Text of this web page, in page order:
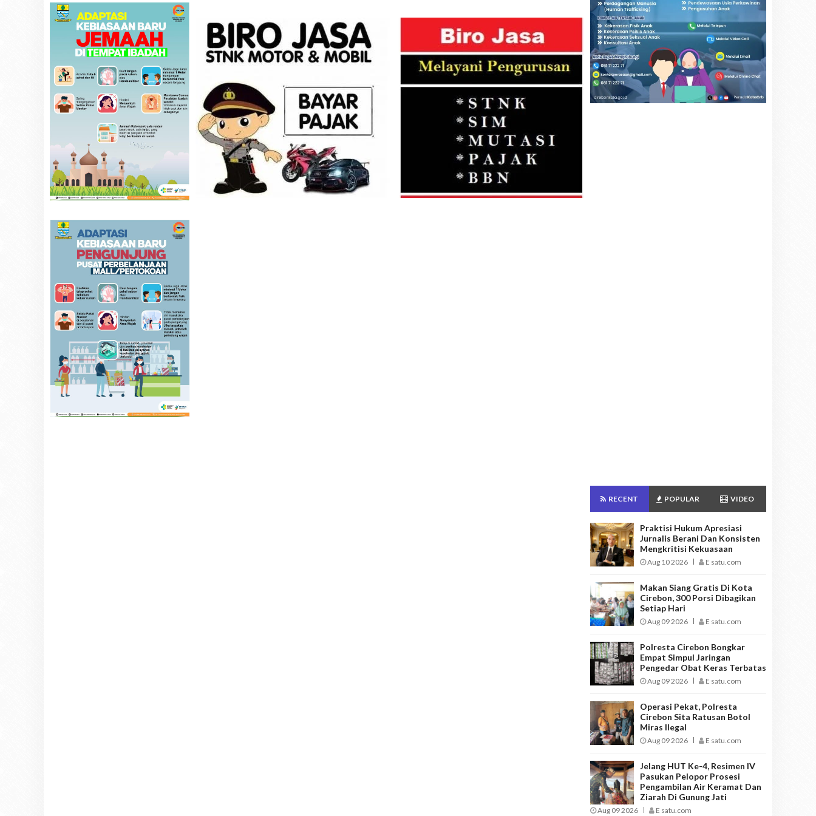
RECENT POPULAR VIDEO
Praktisi Hukum Apresiasi
Jurnalis Berani Dan Konsisten
Mengkritisi Kekuasaan
Aug 10 2026 E satu.com
Makan Siang Gratis Di Kota
Cirebon, 300 Porsi Dibagikan
Setiap Hari
Aug 09 2026 E satu.com
Polresta Cirebon Bongkar
Empat Simpul Jaringan
Pengedar Obat Keras Terbatas
Aug 09 2026 E satu.com
Operasi Pekat, Polresta
Cirebon Sita Ratusan Botol
Miras Ilegal
Aug 09 2026 E satu.com
Jelang HUT Ke-4, Resimen IV
Pasukan Pelopor Prosesi
Pengambilan Air Keramat Dan
Ziarah Di Gunung Jati
Aug 09 2026 E satu.com